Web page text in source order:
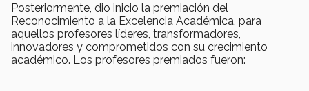
Posteriormente, dio inicio la premiación del
Reconocimiento a la Excelencia Académica, para
aquellos profesores líderes, transformadores,
innovadores y comprometidos con su crecimiento
académico. Los profesores premiados fueron: